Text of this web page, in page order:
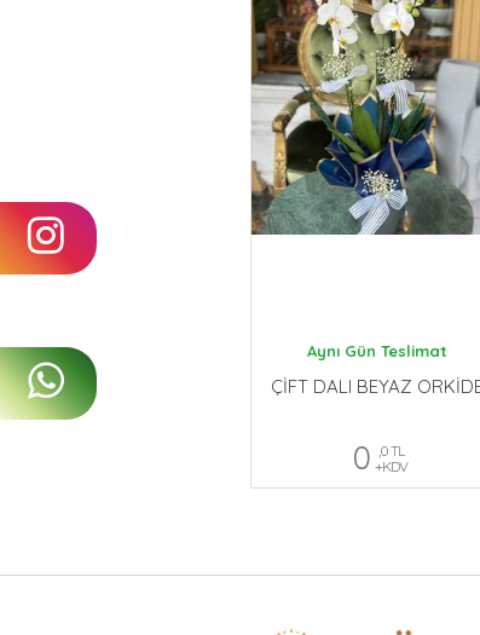
Aynı Gün Teslimat
ÇİFT DALI BEYAZ
0 ,0 TL
+KDV